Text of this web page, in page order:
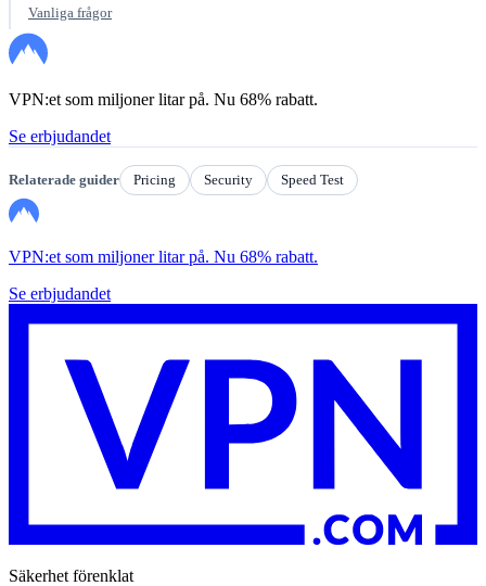
Vanliga frågor
VPN:et som miljoner litar på. Nu 68% rabatt.
Se erbjudandet
Relaterade guider Pricing Security Speed Test
VPN:et som miljoner litar på. Nu 68% rabatt.
Se erbjudandet
Säkerhet förenklat